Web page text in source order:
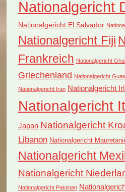
Nationalgericht
Nationalgericht El Salvador
Nationalgericht Fiji
Frankreich Nationalgericht
Griechenland Nationalgericht
Nationalgericht Iran Nationalgericht
Nationalgericht
Japan Nationalgericht
Libanon Nationalgericht
Nationalgericht
Nationalgericht
Nationalgericht Pakistan